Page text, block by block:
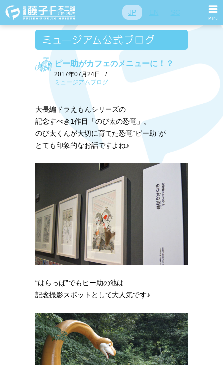
JP
ピー助がカフェのメニューに！？
2017年07月24日
/
ミュージアムブログ
大長編ドラえもんシリーズの
記念すべき1作目「のび太の恐竜」。
のび太くんが大切に育てた恐竜“ピー助”が
とても印象的なお話ですよね♪
“はらっぱ”でもピー助の池は
記念撮影スポットとして大人気です♪